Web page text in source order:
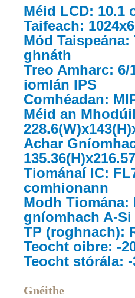
Méid LCD: 10.1
Taifeach:
Mód
ghnáth
Treo Amharc:
iomlán IPS
Comhéadan:
Méid an
Achar
Tiománaí IC:
comhionann
Modh Tiomána:
gníomhach A-Si
TP (roghnach):
Teocht oibre: -
Teocht stórála: -
Gnéithe